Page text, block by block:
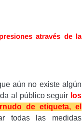
através de la
aún no existe algún
al público seguir los
de etiqueta, el
todas las medidas